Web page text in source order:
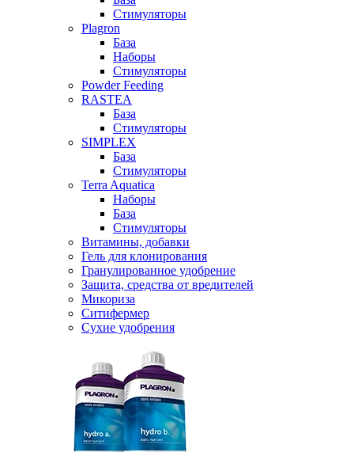
Стимуляторы
Plagron
База
Наборы
Стимуляторы
Powder Feeding
RASTEA
База
Стимуляторы
SIMPLEX
База
Стимуляторы
Terra Aquatica
Наборы
База
Стимуляторы
Витамины, добавки
Гель для клонирования
Гранулированное удобрение
Защита, средства от вредителей
Микориза
Ситифермер
Сухие удобрения